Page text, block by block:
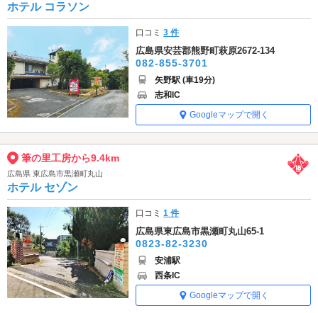
ホテル コラソン
口コミ3 件
広島県安芸郡熊野町萩原2672-134
082-855-3701
矢野駅 (車19分)
志和IC
Googleマップで開く
筆の里工房から9.4km
広島県 東広島市黒瀬町丸山
ホテル セゾン
口コミ1 件
広島県東広島市黒瀬町丸山65-1
0823-82-3230
安浦駅
西条IC
Googleマップで開く